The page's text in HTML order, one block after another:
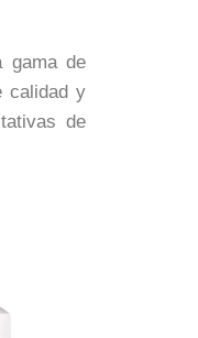
gama de
calidad y
de